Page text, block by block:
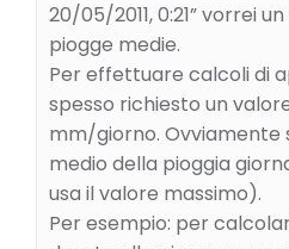
20/05/2011, 0:21” vorrei
piogge medie.
Per effettuare calcoli di
spesso richiesto un
mm/giorno. Ovviamente
medio della pioggia
usa il valore massimo).
Per esempio: per